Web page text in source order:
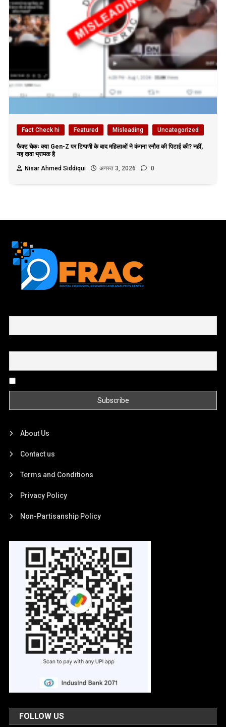
Fact Check hi Featured Misleading Uncategorized
फैक्ट चेकः क्या Gen-Z पर टिप्पणी के बाद महिलाओं ने कंगना रनौत की पिटाई की? नहीं,
यह दावा भ्रामक है
Nisar Ahmed Siddiqui
अगस्त 3, 2026 0
About Us
Contact us
Terms and Conditions
Privacy Policy
Non-Partisanship Policy
FOLLOW US